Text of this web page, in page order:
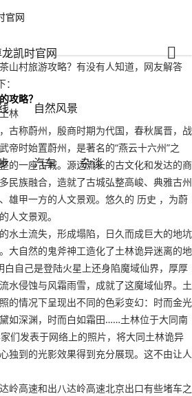
官网
凯时官网
自然风景
汽车 杂谈
网
攻略-www.尊龙凯时888
山村旅游攻略？有没有人知道，网友解答
攻略？
林
古称蔚州，殷商时期为代国，春秋属晋，战
帝时始置蔚州，是著名的“燕云十六州”之
的一座古城。源远流长的古文化和发达的商
民族融合，造就了古城弘整高峻、典雅古州
雄甲一方的人文景观。悠久的 历史 ，为蔚
人文景观。
水土流失，形成塌陷，日久而成巨大的地坑
大自然的鬼斧神工造化了土林诡异迷离的地
自己是登陆火星上还身陷魔域仙界，厚厚
水侵蚀与风霜雨雪，成就了这魔域仙界。土
的情况下呈现出不同的色彩变幻：时而金光
如深渊，时而白如霜田……土林位于大同南
们发表于网络上的照片，将大同土林诡异
独到的光影效果得到充分展现。这不由让人
岭高速和出八达岭高速北京出口有些堵车之